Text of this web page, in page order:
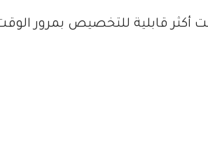
أكثر قابلية للتخصيص بمرور